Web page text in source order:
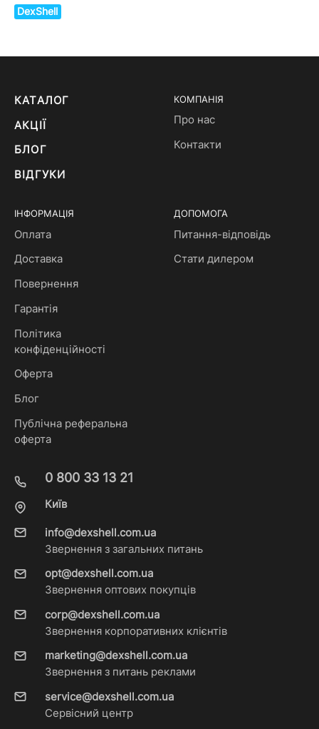
DexShell
КАТАЛОГ
АКЦІЇ
БЛОГ
ВІДГУКИ
КОМПАНІЯ
Про нас
Контакти
ІНФОРМАЦІЯ
Оплата
Доставка
Повернення
Гарантія
Політика
конфіденційності
Оферта
Блог
Публічна реферальна
оферта
ДОПОМОГА
Питання-відповідь
Стати дилером
0 800 33 13 21
Київ
info@dexshell.com.ua
Звернення з загальних питань
opt@dexshell.com.ua
Звернення оптових покупців
corp@dexshell.com.ua
Звернення корпоративних клієнтів
marketing@dexshell.com.ua
Звернення з питань реклами
service@dexshell.com.ua
Сервісний центр